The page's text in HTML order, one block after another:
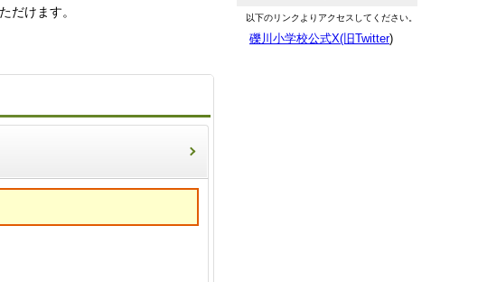
だけます。 以下のリンクよりアクセスしてください。
礫川小学校公式X(旧Twitter)